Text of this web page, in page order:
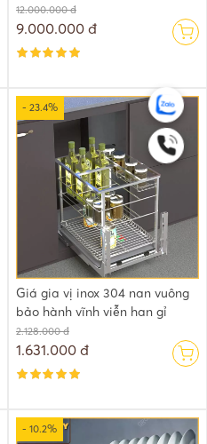
12.000.000 đ
9.000.000 đ
- 23.4%
Giá gia vị inox 304 nan vuông
bảo hành vĩnh viễn han gỉ
2.128.000 đ
1.631.000 đ
- 10.2%